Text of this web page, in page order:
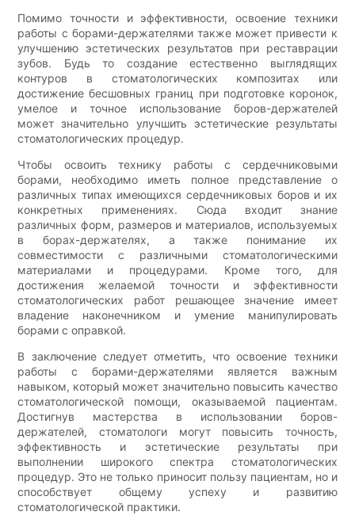
Помимо точности и эффективности, освоение техники
работы с борами-держателями также может привести к
улучшению эстетических результатов при реставрации
зубов. Будь то создание естественно выглядящих
контуров в стоматологических композитах или
достижение бесшовных границ при подготовке коронок,
умелое и точное использование боров-держателей
может значительно улучшить эстетические результаты
стоматологических процедур.
Чтобы освоить технику работы с сердечниковыми
борами, необходимо иметь полное представление о
различных типах имеющихся сердечниковых боров и их
конкретных применениях. Сюда входит знание
различных форм, размеров и материалов, используемых
в борах-держателях, а также понимание их
совместимости с различными стоматологическими
материалами и процедурами. Кроме того, для
достижения желаемой точности и эффективности
стоматологических работ решающее значение имеет
владение наконечником и умение манипулировать
борами с оправкой.
В заключение следует отметить, что освоение техники
работы с борами-держателями является важным
навыком, который может значительно повысить качество
стоматологической помощи, оказываемой пациентам.
Достигнув мастерства в использовании боров-
держателей, стоматологи могут повысить точность,
эффективность и эстетические результаты при
выполнении широкого спектра стоматологических
процедур. Это не только приносит пользу пациентам, но и
способствует общему успеху и развитию
стоматологической практики.